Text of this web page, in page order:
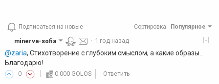
Подписаться на новые Сортировка: Популярное
[-]
minerva-sofia · 1 год назад
@zaria, Стихотворение с глубоким смыслом, а какие образы...
Благодарю!
0 0.000 GOLOS Ответить